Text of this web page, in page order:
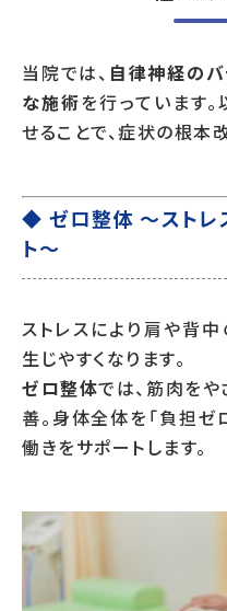
当院では、 自律神経の
な施術を行っています
せることで、症状の根本
◆ ゼロ整体 〜ストレ
ト〜
ストレスにより肩や背
生じやすくなります。
ゼロ整体では、筋肉を
善。身体全体を「負担ゼ
働きをサポートします。